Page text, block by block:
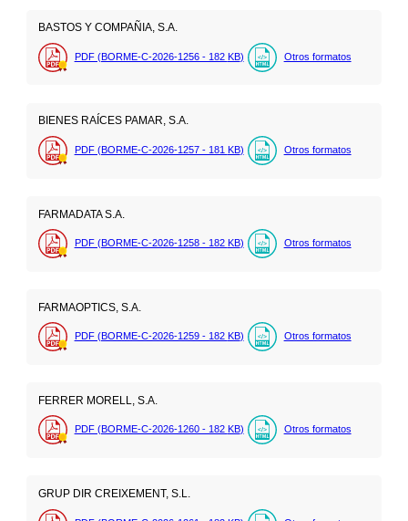
BASTOS Y COMPAÑIA, S.A.
PDF (BORME-C-2026-1256 - 182 KB) Otros formatos
BIENES RAÍCES PAMAR, S.A.
PDF (BORME-C-2026-1257 - 181 KB) Otros formatos
FARMADATA S.A.
PDF (BORME-C-2026-1258 - 182 KB) Otros formatos
FARMAOPTICS, S.A.
PDF (BORME-C-2026-1259 - 182 KB) Otros formatos
FERRER MORELL, S.A.
PDF (BORME-C-2026-1260 - 182 KB) Otros formatos
GRUP DIR CREIXEMENT, S.L.